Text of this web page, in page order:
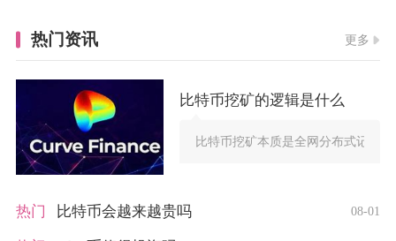
热门资讯 更多
比特币挖矿的逻辑是什么
比特币挖矿本质是全网分布式记账
热门 比特币会越来越贵吗 08-01